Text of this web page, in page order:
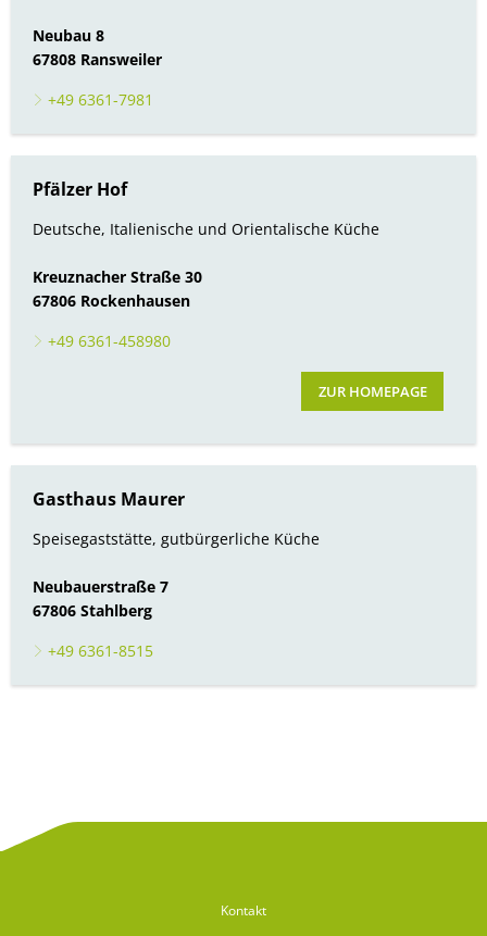
Neubau 8
67808 Ransweiler
+49 6361-7981
Pfälzer Hof
Deutsche, Italienische und Orientalische Küche
Kreuznacher Straße 30
67806 Rockenhausen
+49 6361-458980
ZUR HOMEPAGE
Gasthaus Maurer
Speisegaststätte, gutbürgerliche Küche
Neubauerstraße 7
67806 Stahlberg
+49 6361-8515
Kontakt